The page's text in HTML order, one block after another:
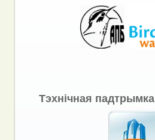
Тэхнічная падтрымка